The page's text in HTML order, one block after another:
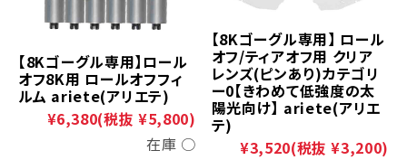
【8Kゴーグル専用】ロール
オフ8K用 ロールオフフィ
ルム ariete(アリエテ)
¥6,380(税抜 ¥5,800)
在庫 ○
【8Kゴーグル専用】 ロール
オフ/ティアオフ用 クリア
レンズ(ピンあり)カテゴリ
ー0【きわめて低強度の太
陽光向け】 ariete(アリエ
テ)
¥3,520(税抜 ¥3,200)